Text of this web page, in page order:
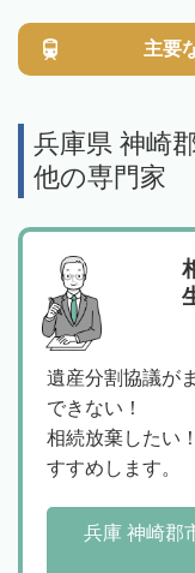
主要
兵庫県 神崎
他の専門家
遺産分割協議が
できない！
相続放棄したい
すすめします。
兵庫 神崎郡